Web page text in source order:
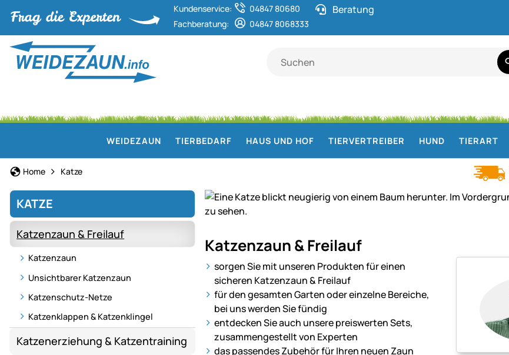
Kundenservice:
04847 80680
Fachberatung:
04847 8068333
Beratung
WEIDEZAUN TIERBEDARF HAUS UND HOF TIERVERTREIBER HUND TIERART
Home Katze
KATZE
Katzenzaun & Freilauf
Katzenzaun
Unsichtbarer Katzenzaun
Katzenschutz-Netze
Katzenklappen & Katzenklingel
Katzenerziehung & Katzentraining
Freigang
für
Katzen
–
mit
passenden
Zäunen,
Weidezaungeräten
Katzenzaun & Freilauf
sorgen Sie mit unseren Produkten für einen
sicheren Katzenzaun & Freilauf
für den gesamten Garten oder einzelne Bereiche,
bei uns werden Sie fündig
entdecken Sie auch unsere preiswerten Sets,
zusammengestellt von Experten
das passendes Zubehör für Ihren neuen Zaun